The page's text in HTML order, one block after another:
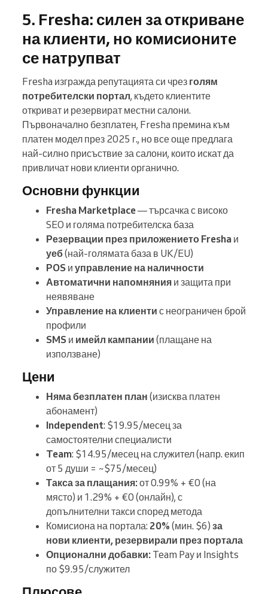
5. Fresha: силен за откриване
на клиенти, но комисионите
се натрупват
Fresha изгражда репутацията си чрез голям
потребителски портал, където клиентите
откриват и резервират местни салони.
Първоначално безплатен, Fresha премина към
платен модел през 2025 г., но все още предлага
най-силно присъствие за салони, които искат да
привличат нови клиенти органично.
Основни функции
Fresha Marketplace— търсачка с високо
SEO и голяма потребителска база
Резервации през приложението Fresha и
уеб(най-голямата база в UK/EU)
POS и управление на наличности
Автоматични напомняния и защита при
неявяване
Управление на клиенти с неограничен брой
профили
SMS и имейл кампании (плащане на
използване)
Цени
Няма безплатен план (изисква платен
абонамент)
Independent: $19.95/месец за
самостоятелни специалисти
Team: $14.95/месец на служител (напр. екип
от 5 души = ~$75/месец)
Такса за плащания:от 0.99% + €0 (на
място) и 1.29% + €0 (онлайн), с
допълнителни такси според метода
Комисиона на портала: 20% (мин. $6) за
нови клиенти, резервирали през портала
Опционални добавки: Team Pay и Insights
по $9.95/служител